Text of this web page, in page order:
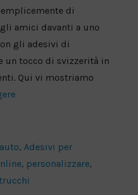
di
amici davanti a uno
gli adesivi di
un tocco di svizzerità in
Qui vi mostriamo
, Adesivi per
, personalizzare,